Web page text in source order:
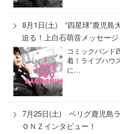
8月1日(土) “四星球”鹿児島
迫る！上白石萌音メッセージ
コミックバンド
着！ライブハウ
に…
7月25日(土) ベリグ鹿児島
ＯＮＺインタビュー！